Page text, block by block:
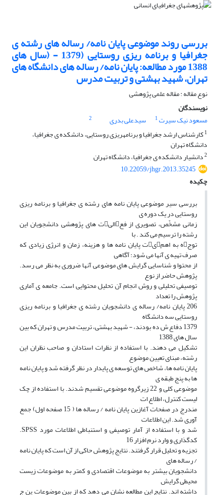
بررسی روند موضوعی پایان نامه/ رساله های رشته ی
جغرافیا و برنامه ریزی روستایی (1379 - (سال های
1388 مورد مطالعه: پایان نامه/ رساله های دانشگاه های
تهران، شهید بهشتی و تربیت مدرس
نوع مقاله : مقاله علمی پژوهشی
نویسندگان
مسعود نیک سیرت1 سیدعلی بدری
2
1کارشناس ارشد جغرافیا و برنامهریزی روستایی، دانشکده ی جغرافیا،
دانشگاه تهران
2دانشیار دانشکده ی جغرافیا، دانشگاه تهران
10.22059/jhgr.2013.35245
چکیده
بررسی سیر موضوعی پایان نامه های رشته ی جغرافیا و برنامه ریزی
روستایی در یک دوره ی
زمانی مشخّص، تصویری از فعالیت های پژوهشی دانشجویان این
رشته را ترسیم می کند . با
توجه به اهمیت پایان نامه ها و هزینه، زمان و انرژی زیادی که
صرف تهیه ی آنها می شود؛ آگاهی
از محتوا و شناسایی گرایش های موضوعی آنها ضروری به نظر می رسد.
پژوهش حاضر از نوع
توصیفی تحلیلی و روش انجام آن تحلیل محتوایی است. جامعه ی آماری
پژوهش را تعداد
206 پایان نامه/ رساله ی دانشجویان رشته ی جغرافیا و برنامه ریزی
روستایی سه دانشگاه
1379 دفاع ش ده بودند، - شهید بهشتی، تربیت مدرس و تهران که بین
سال های 1388
تشکیل می دهند. با استفاده از نظرات استادان و صاحب نظران این
رشته، مبنای تعیین موضوع
پایان نامه ها، شاخص های توسعه ی پایدار در نظر گرفته شد و پایان نامه
ها به پنج طبقه ی
موضوعی کلی و 22 زیرگروه موضوعی تقسیم شدند. با استفاده از چک
لیست کنترل، اطلاع ات
مندرج در صفحات آغازین پایان نامه / رساله ها ( 15 صفحه اول) جمع
آوری شد. این اطلاعات
شد و با استفاده از آمار توصیفی و استنباطی اطلاعات مورد SPSS.
کدگذاری و وارد نرم افزار 16
تجزیه و تحلیل قرار گرفتند. نتایج پژوهش حاکی از آن است که پایان نامه
/ رساله های
دانشجویان بیشتر به موضوعات اقتصادی و کمتر به موضوعات زیست
محیطی گرایش
داشته اند. نتایج این مطالعه نشان می دهد که از بین موضوعات پن ج